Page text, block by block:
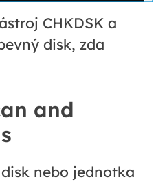
CHKDSK a
disk, zda
and
nebo jednotka